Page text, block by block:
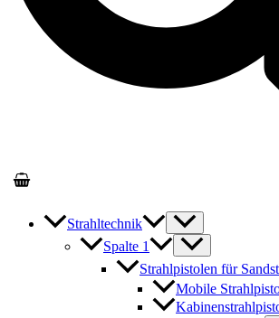
Strahltechnik
Spalte 1
Strahlpistolen für
Mobile